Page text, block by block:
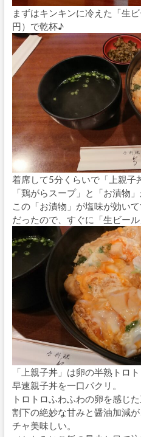
まずはキンキンに冷えた「生
円）で乾杯♪
着席して5分くらいで「上親
「鶏がらスープ」と「お漬物
この「お漬物」が塩味が効い
だったので、すぐに「生ビー
「上親子丼」は卵の半熟トロ
早速親子丼を一口パクリ。
トロトロふわふわの卵を感じ
割下の絶妙な甘みと醤油加減
チャ美味しい。